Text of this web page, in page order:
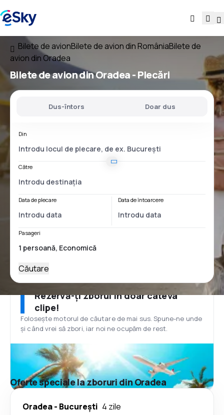
Bilete de avionBilete de avion din RomâniaBilete de
avion din Oradea
Bilete de aviondin Oradea- Plecări
Dus-întors Doar dus
Din
Către
Data de plecare Data de întoarcere
Pasageri
Căutare
Rezervă-ți zborul în doar câteva
clipe!
Folosește motorul de căutare de mai sus. Spune-ne unde
și când vrei să zbori, iar noi ne ocupăm de rest.
Oferte speciale la zboruri din Oradea
Oradea- București 4 zile